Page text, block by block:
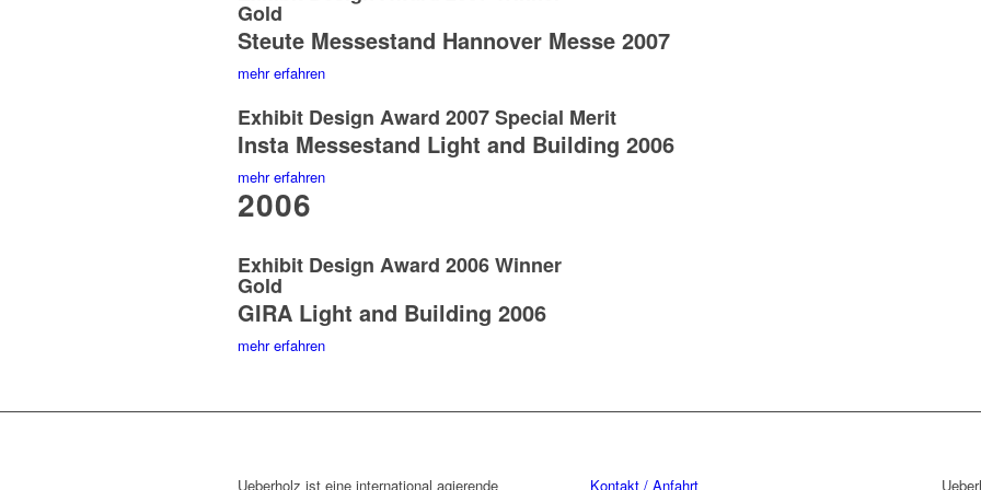
Gold
Steute Messestand Hannover Messe 2007
mehr erfahren
Exhibit Design Award 2007 Special Merit
Insta Messestand Light and Building 2006
mehr erfahren
2006
Exhibit Design Award 2006 Winner
Gold
GIRA Light and Building 2006
mehr erfahren
Ueberholz ist eine international agierende Kontakt / Anfahrt